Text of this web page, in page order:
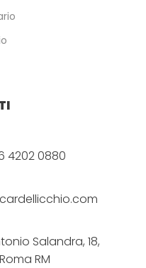
4202 0880
Salandra, 18,
RM